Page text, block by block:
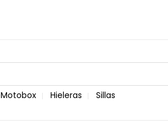
Motobox Hieleras Sillas